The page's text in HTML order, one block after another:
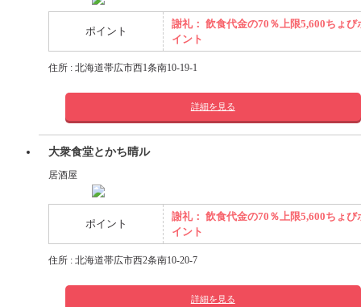
ポイント
謝礼： 飲食代金の70％上限5,600ちょび
イント
住所 : 北海道帯広市西1条南10-19-1
詳細を見る
大衆食堂とかち晴ル
居酒屋
ポイント
謝礼： 飲食代金の70％上限5,600ちょび
イント
住所 : 北海道帯広市西2条南10-20-7
詳細を見る